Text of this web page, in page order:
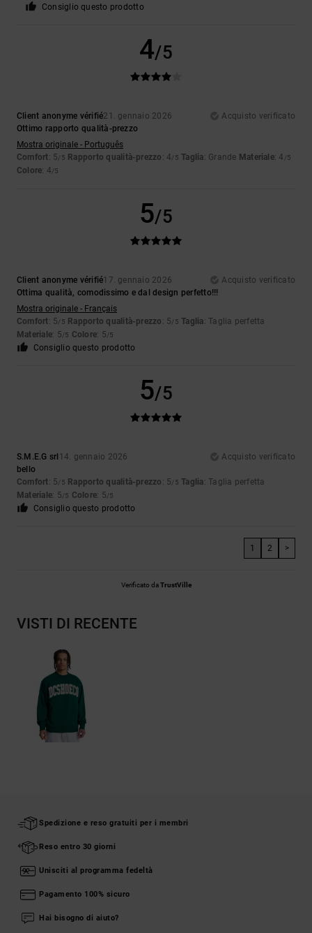
Consiglio questo prodotto
4/5
Client anonyme vérifié21. gennaio 2026
Acquisto verificato
Ottimo rapporto qualità-prezzo
Mostra originale - Português
Comfort: 5/5 Rapporto qualità-prezzo : 4/5 Taglia: Grande Materiale: 4 /5
Colore: 4/5
5/5
Client anonyme vérifié17. gennaio 2026
Acquisto verificato
Ottima qualità, comodissimo e dal design perfetto!!!
Mostra originale - Français
Comfort: 5/5 Rapporto qualità-prezzo : 5/5 Taglia: Taglia perfetta
Materiale: 5/5 Colore: 5/5
Consiglio questo prodotto
5/5
S.M.E.G srl 14. gennaio 2026
Acquisto verificato
bello
Comfort: 5/5 Rapporto qualità-prezzo : 5/5 Taglia: Taglia perfetta
Materiale: 5/5 Colore: 5/5
Consiglio questo prodotto
1 2 >
Verificato daTrustVille
VISTI DI RECENTE
Spedizione e reso gratuiti per i membri
Reso entro 30 giorni
Unisciti al programma fedeltà
Pagamento 100% sicuro
Hai bisogno di aiuto?